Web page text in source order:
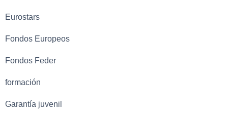
Eurostars
Fondos Europeos
Fondos Feder
formación
Garantía juvenil